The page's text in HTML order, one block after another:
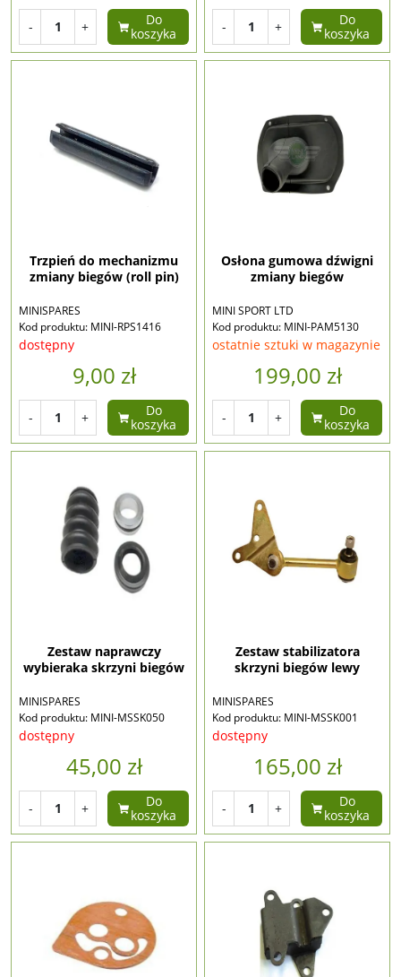
- +
Do
koszyka
- +
Do
koszyka
Trzpień do mechanizmu
zmiany biegów (roll pin)
MINISPARES
Kod produktu: MINI-RPS1416
dostępny
9,00 zł
- +
Do
koszyka
Osłona gumowa dźwigni
zmiany biegów
MINI SPORT LTD
Kod produktu: MINI-PAM5130
ostatnie sztuki w magazynie
199,00 zł
- +
Do
koszyka
Zestaw naprawczy
wybieraka skrzyni biegów
MINISPARES
Kod produktu: MINI-MSSK050
dostępny
45,00 zł
- +
Do
koszyka
Zestaw stabilizatora
skrzyni biegów lewy
MINISPARES
Kod produktu: MINI-MSSK001
dostępny
165,00 zł
- +
Do
koszyka